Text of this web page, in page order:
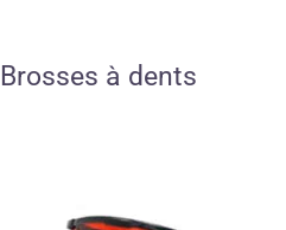
à dents